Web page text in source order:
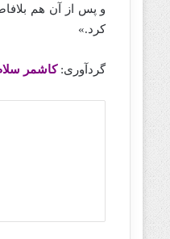
و پس از آن هم
کرد.»
گردآوری:کاشمر